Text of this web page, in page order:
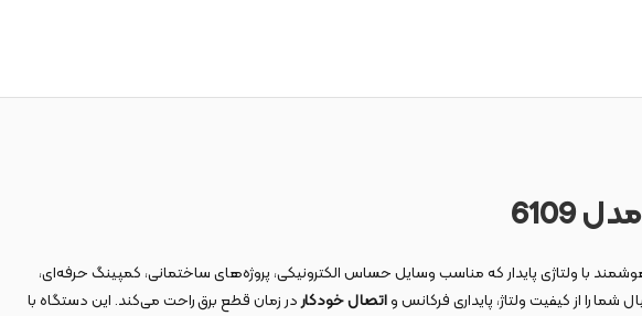
با ولتاژی پایدار که مناسب وسایل حساس الکترونیکی، پروژه‌های ساختمانی، کمپینگ حرفه‌ای،
را از کیفیت ولتاژ، پایداری فرکانس واتصال خودکاردر زمان قطع برق راحت می‌کند. این دستگاه با